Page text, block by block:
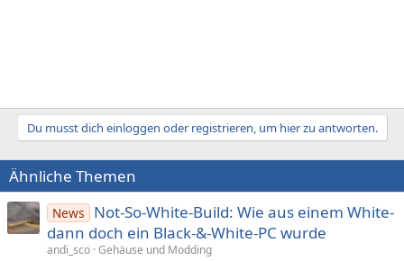
Du musst dich einloggen oder registrieren, um hier zu antworten.
Ähnliche Themen
News
Not-So-White-Build: Wie aus einem White-
dann doch ein Black-&-White-PC wurde
andi_sco Gehäuse und Modding